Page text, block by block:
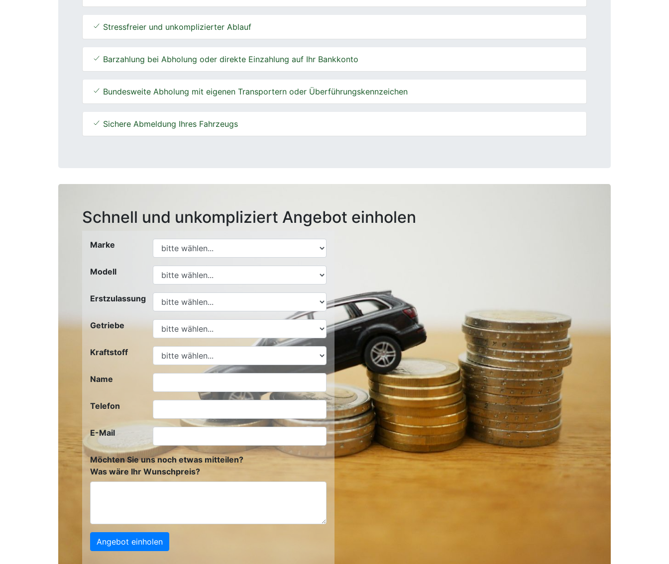
Stressfreier und unkomplizierter Ablauf
Barzahlung bei Abholung oder direkte Einzahlung auf Ihr Bankkonto
Bundesweite Abholung mit eigenen Transportern oder Überführungskennzeichen
Sichere Abmeldung Ihres Fahrzeugs
Schnell und unkompliziert Angebot einholen
Marke
Modell
Erstzulassung
Getriebe
Kraftstoff
Name
Telefon
E-Mail
Möchten Sie uns noch etwas mitteilen?
Was wäre Ihr Wunschpreis?
Angebot einholen